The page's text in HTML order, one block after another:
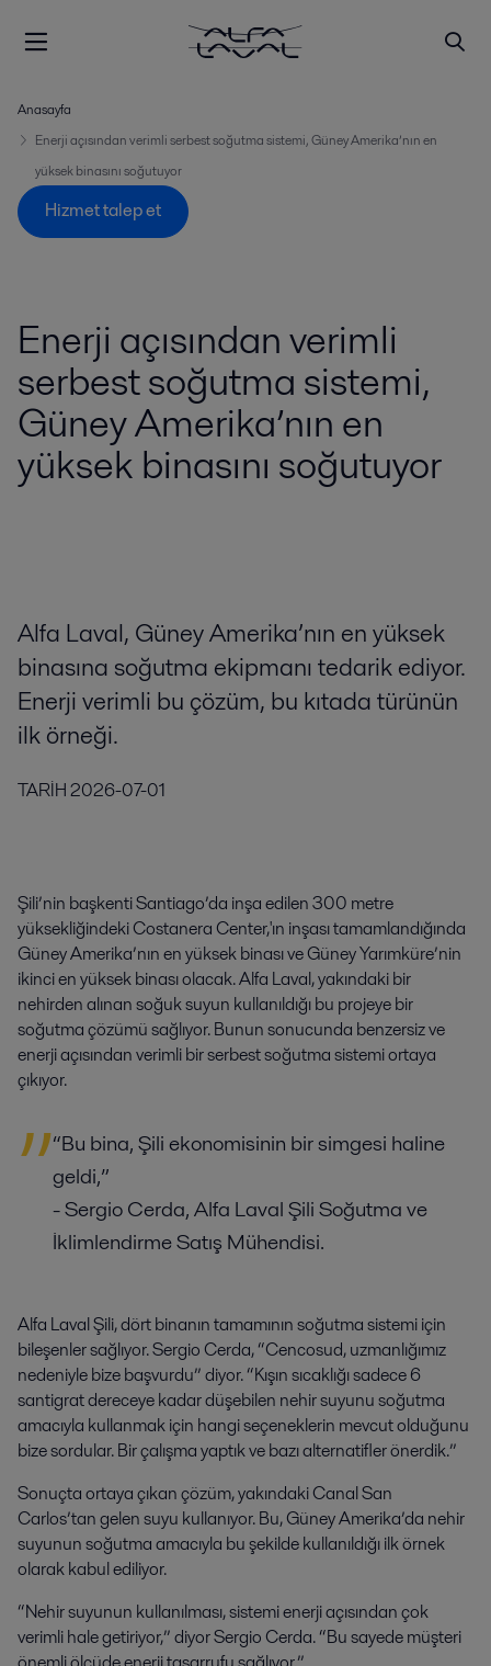
Anasayfa
Enerji açısından verimli serbest soğutma sistemi, Güney Amerika’nın en
yüksek binasını soğutuyor
Hizmet talep et
Enerji açısından verimli
serbest soğutma sistemi,
Güney Amerika’nın en
yüksek binasını soğutuyor
Alfa Laval, Güney Amerika’nın en yüksek
binasına soğutma ekipmanı tedarik ediyor.
Enerji verimli bu çözüm, bu kıtada türünün
ilk örneği.
TARİH2026-07-01
Şili’nin başkenti Santiago’da inşa edilen 300 metre
yüksekliğindeki Costanera Center,'ın inşası tamamlandığında
Güney Amerika’nın en yüksek binası ve Güney Yarımküre’nin
ikinci en yüksek binası olacak. Alfa Laval, yakındaki bir
nehirden alınan soğuk suyun kullanıldığı bu projeye bir
soğutma çözümü sağlıyor. Bunun sonucunda benzersiz ve
enerji açısından verimli bir serbest soğutma sistemi ortaya
çıkıyor.
“Bu bina, Şili ekonomisinin bir simgesi haline
geldi,”
- Sergio Cerda, Alfa Laval Şili Soğutma ve
İklimlendirme Satış Mühendisi.
Alfa Laval Şili, dört binanın tamamının soğutma sistemi için
bileşenler sağlıyor. Sergio Cerda, “Cencosud, uzmanlığımız
nedeniyle bize başvurdu” diyor. “Kışın sıcaklığı sadece 6
santigrat dereceye kadar düşebilen nehir suyunu soğutma
amacıyla kullanmak için hangi seçeneklerin mevcut olduğunu
bize sordular. Bir çalışma yaptık ve bazı alternatifler önerdik.”
Sonuçta ortaya çıkan çözüm, yakındaki Canal San
Carlos’tan gelen suyu kullanıyor. Bu, Güney Amerika’da nehir
suyunun soğutma amacıyla bu şekilde kullanıldığı ilk örnek
olarak kabul ediliyor.
“Nehir suyunun kullanılması, sistemi enerji açısından çok
verimli hale getiriyor,” diyor Sergio Cerda. “Bu sayede müşteri